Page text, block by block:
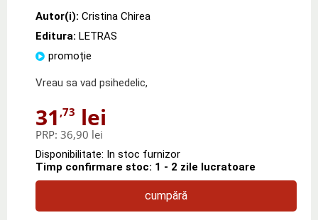
Autor(i): Cristina Chirea
Editura: LETRAS
promoție
Vreau sa vad psihedelic,
31 ,73 lei
PRP: 36,90 lei
Disponibilitate: In stoc furnizor
Timp confirmare stoc: 1 - 2 zile lucratoare
cumpără